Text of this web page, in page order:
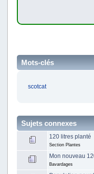
Mots-clés
scotcat
Sujets connexes
120 litres planté
Section Plantes
Mon nouveau
Bavardages